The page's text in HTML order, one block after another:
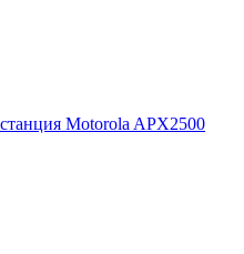
Motorola APX2500